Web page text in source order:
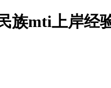
族mti上岸经